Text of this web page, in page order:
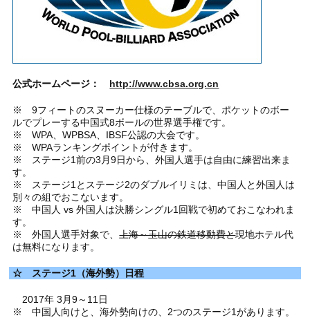
公式ホームページ： http://www.cbsa.org.cn
※ 9フィートのスヌーカー仕様のテーブルで、ポケットのボー
ルでプレーする中国式8ボールの世界選手権です。
※ WPA、WPBSA、IBSF公認の大会です。
※ WPAランキングポイントが付きます。
※ ステージ1前の3月9日から、外国人選手は自由に練習出来ま
す。
※ ステージ1とステージ2のダブルイリミは、中国人と外国人は
別々の組でおこないます。
※ 中国人 vs 外国人は決勝シングル1回戦で初めておこなわれま
す。
※ 外国人選手対象で、上海～玉山の鉄道移動費と現地ホテル代
は無料になります。
☆ ステージ1（海外勢）日程
2017年 3月9～11日
※ 中国人向けと、海外勢向けの、2つのステージ1があります。